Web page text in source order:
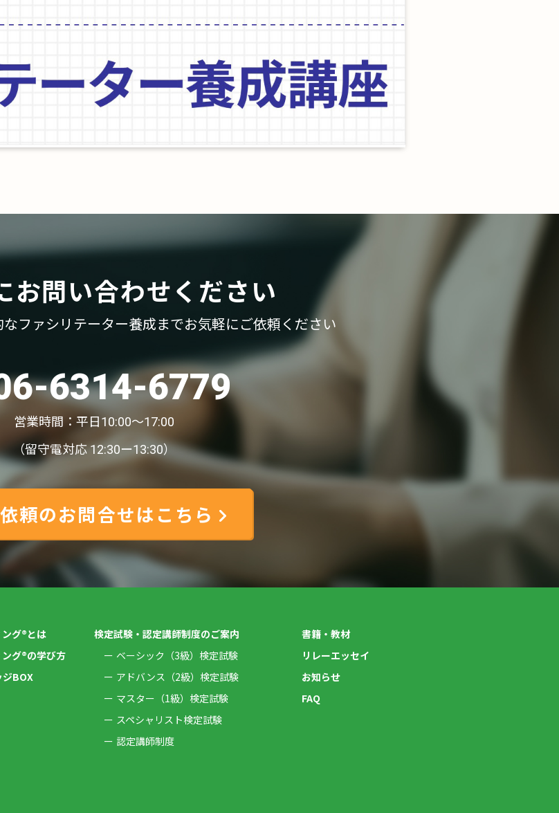
お問い合わせください
ファシリテーター養成までお気軽にご依頼ください
6314-6779
営業時間：平日10:00〜17:00
（留守電対応 12:30ー13:30）
頼のお問合せはこちら
グ®とは
グ®の学び方
ジBOX
検定試験・認定講師制度のご案内
ベーシック（3級）検定試験
アドバンス（2級）検定試験
マスター（1級）検定試験
スペシャリスト検定試験
認定講師制度
書籍・教材
リレーエッセイ
お知らせ
FAQ